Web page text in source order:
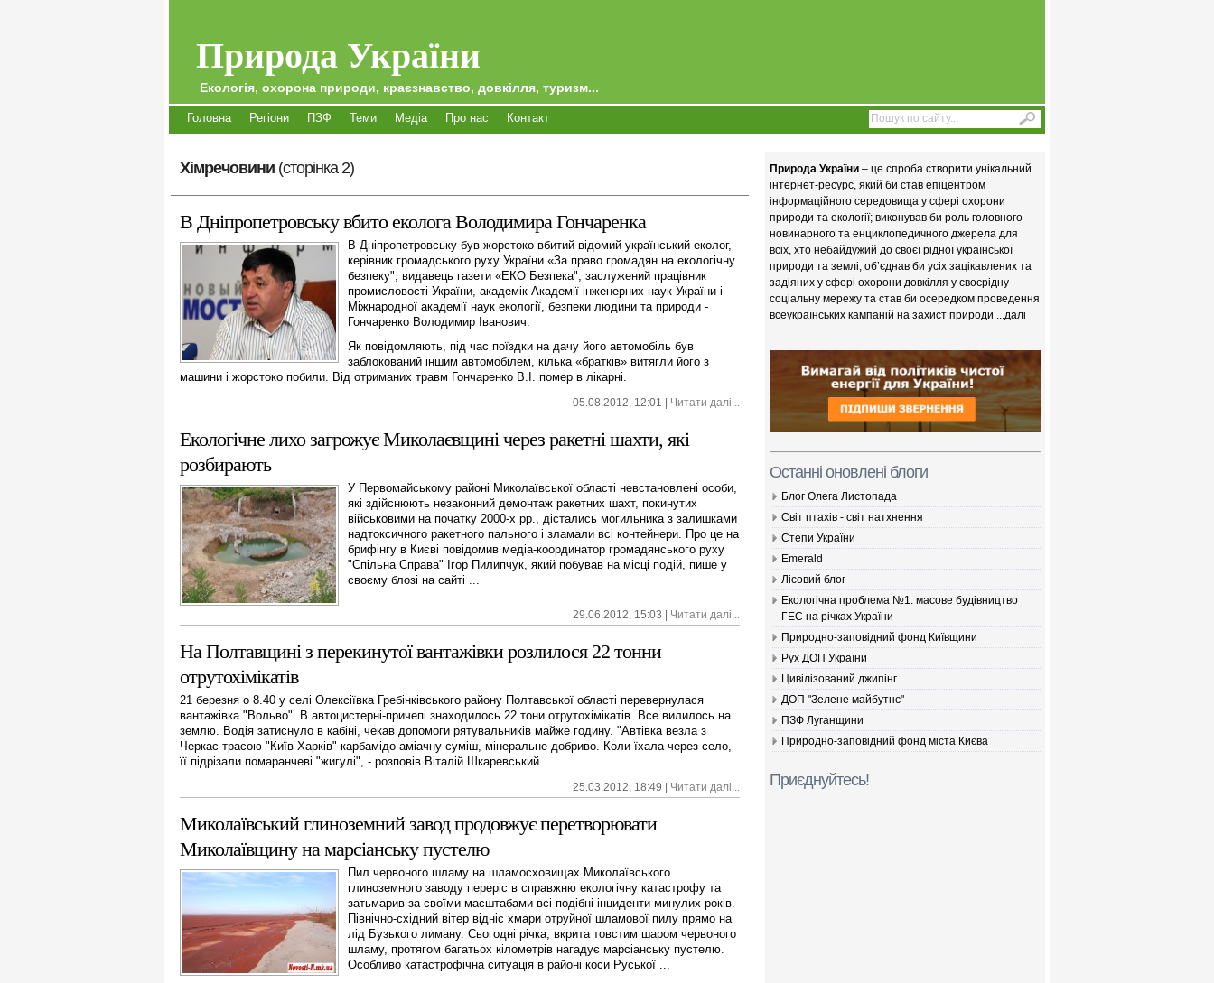
Природа України
Екологія, охорона природи, краєзнавство, довкілля, туризм...
Головна Регіони ПЗФ Теми Медіа Про нас Контакт
Хімречовини (сторінка 2)
В Дніпропетровську вбито еколога Володимира Гончаренка
В Дніпропетровську був жорстоко вбитий відомий український еколог,
керівник громадського руху України «За право громадян на екологічну
безпеку", видавець газети «ЕКО Безпека", заслужений працівник
промисловості України, академік Академії інженерних наук України і
Міжнародної академії наук екології, безпеки людини та природи -
Гончаренко Володимир Іванович.
Як повідомляють, під час поїздки на дачу його автомобіль був
заблокований іншим автомобілем, кілька «братків» витягли його з
машини і жорстоко побили. Від отриманих травм Гончаренко В.І. помер в лікарні.
05.08.2012, 12:01 | Читати далі...
Екологічне лихо загрожує Миколаєвщині через ракетні шахти, які
розбирають
У Первомайському районі Миколаївської області невстановлені особи,
які здійснюють незаконний демонтаж ракетних шахт, покинутих
військовими на початку 2000-х рр., дістались могильника з залишками
надтоксичного ракетного пального і зламали всі контейнери. Про це на
брифінгу в Києві повідомив медіа-координатор громадянського руху
"Спільна Справа" Ігор Пилипчук, який побував на місці подій, пише у
своєму блозі на сайті ...
29.06.2012, 15:03 | Читати далі...
На Полтавщині з перекинутої вантажівки розлилося 22 тонни
отрутохімікатів
21 березня о 8.40 у селі Олексіївка Гребінківського району Полтавської області перевернулася
вантажівка "Вольво". В автоцистерні-причепі знаходилось 22 тони отрутохімікатів. Все вилилось на
землю. Водія затиснуло в кабіні, чекав допомоги рятувальників майже годину. "Автівка везла з
Черкас трасою "Київ-Харків" карбамідо-аміачну суміш, мінеральне добриво. Коли їхала через село,
її підрізали помаранчеві "жигулі", - розповів Віталій Шкаревський ...
25.03.2012, 18:49 | Читати далі...
Миколаївський глиноземний завод продовжує перетворювати
Миколаївщину на марсіанську пустелю
Пил червоного шламу на шламосховищах Миколаївського
глиноземного заводу переріс в справжню екологічну катастрофу та
затьмарив за своїми масштабами всі подібні інциденти минулих років.
Північно-східний вітер відніс хмари отруйної шламової пилу прямо на
лід Бузького лиману. Сьогодні річка, вкрита товстим шаром червоного
шламу, протягом багатьох кілометрів нагадує марсіанську пустелю.
Особливо катастрофічна ситуація в районі коси Руської ...
Природа України – це спроба створити унікальний
інтернет-ресурс, який би став епіцентром
інформаційного середовища у сфері охорони
природи та екології; виконував би роль головного
новинарного та енциклопедичного джерела для
всіх, хто небайдужий до своєї рідної української
природи та землі; об’єднав би усіх зацікавлених та
задіяних у сфері охорони довкілля у своєрідну
соціальну мережу та став би осередком проведення
всеукраїнських кампаній на захист природи ...далі
Останні оновлені блоги
Блог Олега Листопада
Світ птахів - світ натхнення
Cтепи України
Emerald
Лісовий блог
Екологічна проблема №1: масове будівництво
ГЕС на річках України
Природно-заповідний фонд Київщини
Рух ДОП України
Цивілізований джипінг
ДОП "Зелене майбутнє"
ПЗФ Луганщини
Природно-заповідний фонд міста Києва
Приєднуйтесь!